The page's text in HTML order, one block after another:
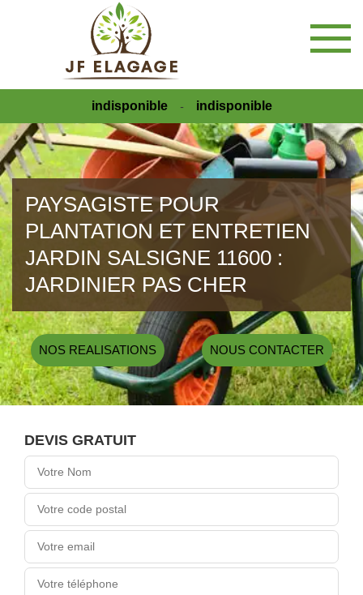
indisponible - indisponible
PAYSAGISTE POUR
PLANTATION ET ENTRETIEN
JARDIN SALSIGNE 11600 :
JARDINIER PAS CHER
NOS REALISATIONS NOUS CONTACTER
DEVIS GRATUIT